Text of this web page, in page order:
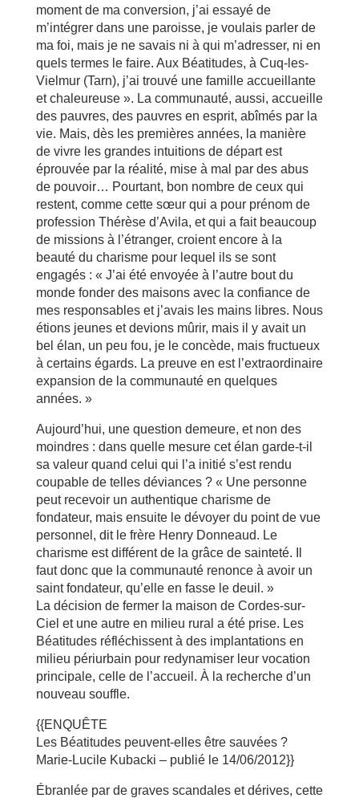
moment de ma conversion, j’ai essayé de
m’intégrer dans une paroisse, je voulais parler de
ma foi, mais je ne savais ni à qui m’adresser, ni en
quels termes le faire. Aux Béatitudes, à Cuq-les-
Vielmur (Tarn), j’ai trouvé une famille accueillante
et chaleureuse ». La communauté, aussi, accueille
des pauvres, des pauvres en esprit, abîmés par la
vie. Mais, dès les premières années, la manière
de vivre les grandes intuitions de départ est
éprouvée par la réalité, mise à mal par des abus
de pouvoir… Pourtant, bon nombre de ceux qui
restent, comme cette sœur qui a pour prénom de
profession Thérèse d’Avila, et qui a fait beaucoup
de missions à l’étranger, croient encore à la
beauté du charisme pour lequel ils se sont
engagés : « J’ai été envoyée à l’autre bout du
monde fonder des maisons avec la confiance de
mes responsables et j’avais les mains libres. Nous
étions jeunes et devions mûrir, mais il y avait un
bel élan, un peu fou, je le concède, mais fructueux
à certains égards. La preuve en est l’extraordinaire
expansion de la communauté en quelques
années. »
Aujourd’hui, une question demeure, et non des
moindres : dans quelle mesure cet élan garde-t-il
sa valeur quand celui qui l’a initié s’est rendu
coupable de telles déviances ? « Une personne
peut recevoir un authentique charisme de
fondateur, mais ensuite le dévoyer du point de vue
personnel, dit le frère Henry Donneaud. Le
charisme est différent de la grâce de sainteté. Il
faut donc que la communauté renonce à avoir un
saint fondateur, qu’elle en fasse le deuil. »
La décision de fermer la maison de Cordes-sur-
Ciel et une autre en milieu rural a été prise. Les
Béatitudes réfléchissent à des implantations en
milieu périurbain pour redynamiser leur vocation
principale, celle de l’accueil. À la recherche d’un
nouveau souffle.
{{ENQUÊTE
Les Béatitudes peuvent-elles être sauvées ?
Marie-Lucile Kubacki – publié le 14/06/2012}}
Ébranlée par de graves scandales et dérives, cette